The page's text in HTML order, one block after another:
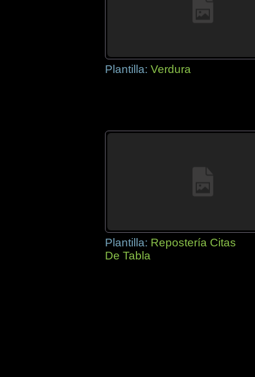
Plantilla: Verdura
Plantilla: Repostería Citas
De Tabla